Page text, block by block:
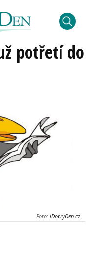
potřetí do
Foto: iDobryDen.cz